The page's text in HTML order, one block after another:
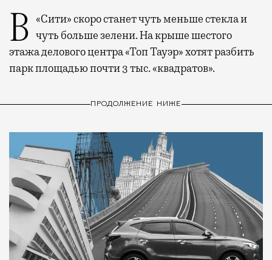
В «Сити» скоро станет чуть меньше стекла и чуть больше зелени. На крыше шестого
этажа делового центра «Топ Тауэр» хотят разбить
парк площадью почти 3 тыс. «квадратов».
ПРОДОЛЖЕНИЕ НИЖЕ